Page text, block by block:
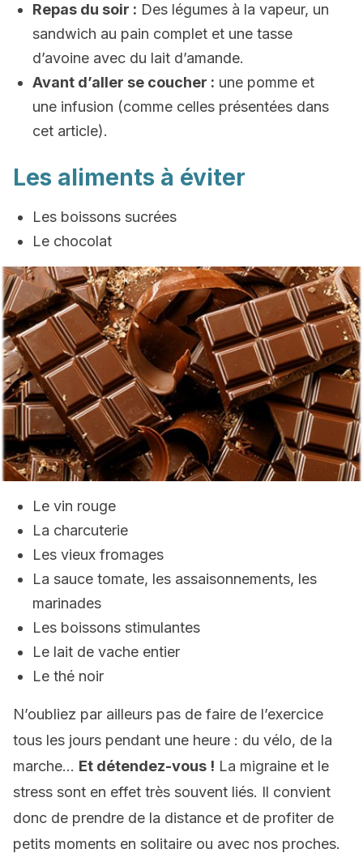
Repas du soir : Des légumes à la vapeur, un
sandwich au pain complet et une tasse
d’avoine avec du lait d’amande.
Avant d’aller se coucher : une pomme et
une infusion (comme celles présentées dans
cet article).
Les aliments à éviter
Les boissons sucrées
Le chocolat
Le vin rouge
La charcuterie
Les vieux fromages
La sauce tomate, les assaisonnements, les
marinades
Les boissons stimulantes
Le lait de vache entier
Le thé noir
N’oubliez par ailleurs pas de faire de l’exercice
tous les jours pendant une heure : du vélo, de la
marche… Et détendez-vous ! La migraine et le
stress sont en effet très souvent liés. Il convient
donc de prendre de la distance et de profiter de
petits moments en solitaire ou avec nos proches.